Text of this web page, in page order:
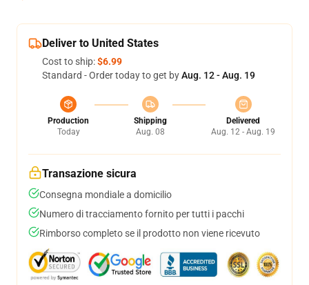
Deliver to United States
Cost to ship:$6.99
Standard - Order today to get byAug. 12 - Aug. 19
Production
Today
Shipping
Aug. 08
Delivered
Aug. 12 - Aug. 19
Transazione sicura
Consegna mondiale a domicilio
Numero di tracciamento fornito per tutti i pacchi
Rimborso completo se il prodotto non viene ricevuto